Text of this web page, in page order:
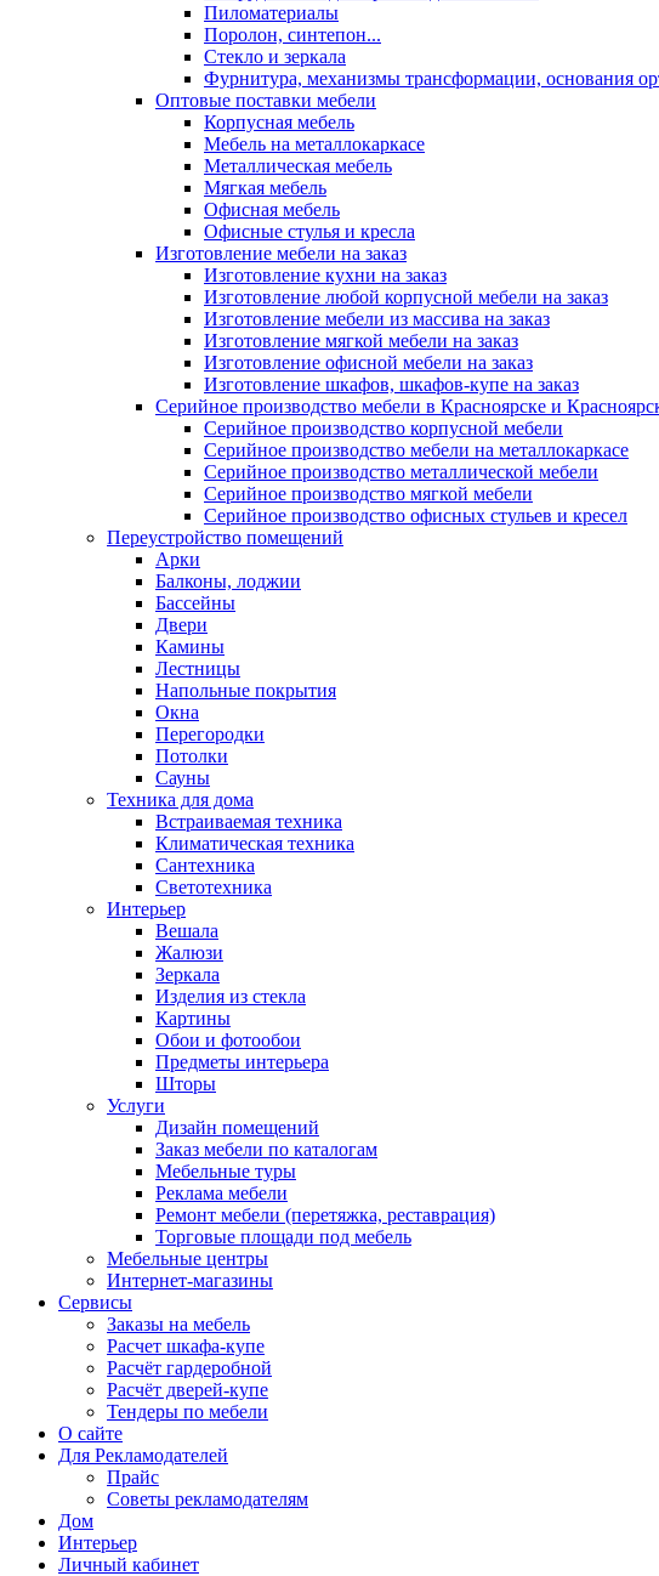
Пиломатериалы
Поролон, синтепон...
Стекло и зеркала
Фурнитура, механизмы трансформации, основания
Оптовые поставки мебели
Корпусная мебель
Мебель на металлокаркасе
Металлическая мебель
Мягкая мебель
Офисная мебель
Офисные стулья и кресла
Изготовление мебели на заказ
Изготовление кухни на заказ
Изготовление любой корпусной мебели на заказ
Изготовление мебели из массива на заказ
Изготовление мягкой мебели на заказ
Изготовление офисной мебели на заказ
Изготовление шкафов, шкафов-купе на заказ
Серийное производство мебели в Красноярске и
Серийное производство корпусной мебели
Серийное производство мебели на металлокаркасе
Серийное производство металлической мебели
Серийное производство мягкой мебели
Серийное производство офисных стульев и кресел
Переустройство помещений
Арки
Балконы, лоджии
Бассейны
Двери
Камины
Лестницы
Напольные покрытия
Окна
Перегородки
Потолки
Сауны
Техника для дома
Встраиваемая техника
Климатическая техника
Сантехника
Светотехника
Интерьер
Вешала
Жалюзи
Зеркала
Изделия из стекла
Картины
Обои и фотообои
Предметы интерьера
Шторы
Услуги
Дизайн помещений
Заказ мебели по каталогам
Мебельные туры
Реклама мебели
Ремонт мебели (перетяжка, реставрация)
Торговые площади под мебель
Мебельные центры
Интернет-магазины
Сервисы
Заказы на мебель
Расчет шкафа-купе
Расчёт гардеробной
Расчёт дверей-купе
Тендеры по мебели
О сайте
Для Рекламодателей
Прайс
Советы рекламодателям
Дом
Интерьер
Личный кабинет